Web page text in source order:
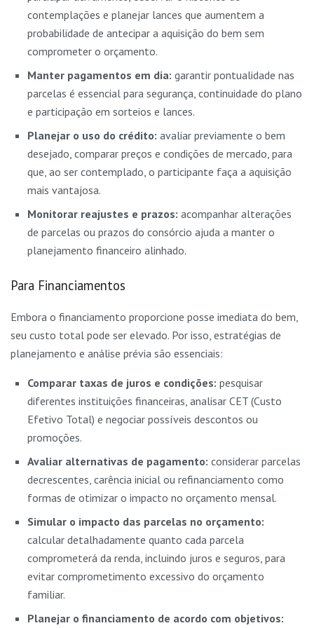
contemplações e planejar lances que aumentem a
probabilidade de antecipar a aquisição do bem sem
comprometer o orçamento.
Manter pagamentos em dia: garantir pontualidade nas
parcelas é essencial para segurança, continuidade do plano
e participação em sorteios e lances.
Planejar o uso do crédito: avaliar previamente o bem
desejado, comparar preços e condições de mercado, para
que, ao ser contemplado, o participante faça a aquisição
mais vantajosa.
Monitorar reajustes e prazos: acompanhar alterações
de parcelas ou prazos do consórcio ajuda a manter o
planejamento financeiro alinhado.
Para Financiamentos
Embora o financiamento proporcione posse imediata do bem,
seu custo total pode ser elevado. Por isso, estratégias de
planejamento e análise prévia são essenciais:
Comparar taxas de juros e condições: pesquisar
diferentes instituições financeiras, analisar CET (Custo
Efetivo Total) e negociar possíveis descontos ou
promoções.
Avaliar alternativas de pagamento: considerar parcelas
decrescentes, carência inicial ou refinanciamento como
formas de otimizar o impacto no orçamento mensal.
Simular o impacto das parcelas no orçamento:
calcular detalhadamente quanto cada parcela
comprometerá da renda, incluindo juros e seguros, para
evitar comprometimento excessivo do orçamento
familiar.
Planejar o financiamento de acordo com objetivos: